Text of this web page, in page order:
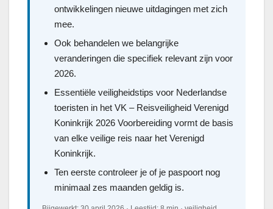
ontwikkelingen nieuwe uitdagingen met zich
mee.
Ook behandelen we belangrijke
veranderingen die specifiek relevant zijn voor
2026.
Essentiële veiligheidstips voor Nederlandse
toeristen in het VK – Reisveiligheid Verenigd
Koninkrijk 2026 Voorbereiding vormt de basis
van elke veilige reis naar het Verenigd
Koninkrijk.
Ten eerste controleer je of je paspoort nog
minimaal zes maanden geldig is.